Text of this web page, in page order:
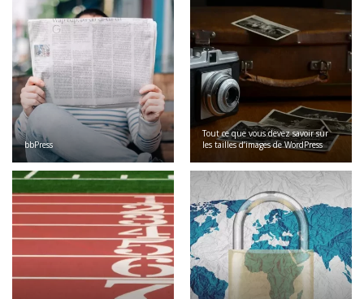
bbPress
Tout ce que vous devez savoir sur
les tailles d’images de WordPress